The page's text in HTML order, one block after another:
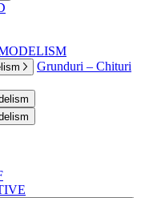
Grunduri – Chituri